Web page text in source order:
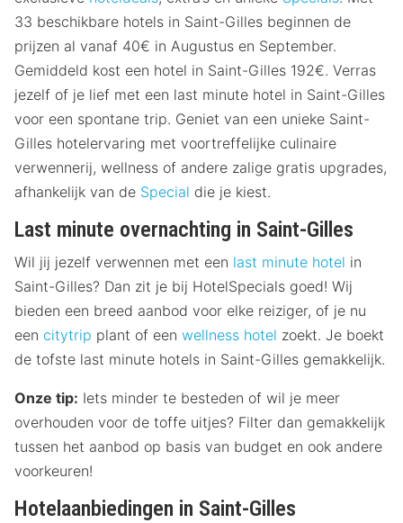
33 beschikbare hotels in Saint-Gilles beginnen de
prijzen al vanaf 40€ in Augustus en September.
Gemiddeld kost een hotel in Saint-Gilles 192€. Verras
jezelf of je lief met een last minute hotel in Saint-Gilles
voor een spontane trip. Geniet van een unieke Saint-
Gilles hotelervaring met voortreffelijke culinaire
verwennerij, wellness of andere zalige gratis upgrades,
afhankelijk van de Special die je kiest.
Last minute overnachting in Saint-Gilles
Wil jij jezelf verwennen met een last minute hotel in
Saint-Gilles? Dan zit je bij HotelSpecials goed! Wij
bieden een breed aanbod voor elke reiziger, of je nu
een citytrip plant of een wellness hotel zoekt. Je boekt
de tofste last minute hotels in Saint-Gilles gemakkelijk.
Onze tip: Iets minder te besteden of wil je meer
overhouden voor de toffe uitjes? Filter dan gemakkelijk
tussen het aanbod op basis van budget en ook andere
voorkeuren!
Hotelaanbiedingen in Saint-Gilles